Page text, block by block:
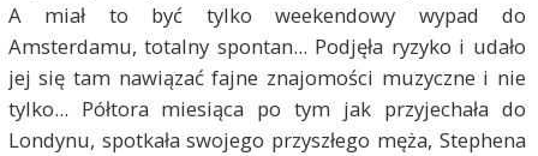
A miał to być tylko weekendowy wypad do
Amsterdamu, totalny spontan... Podjęła ryzyko i udało
jej się tam nawiązać fajne znajomości muzyczne i nie
tylko... Półtora miesiąca po tym jak przyjechała do
Londynu, spotkała swojego przyszłego męża, Stephena